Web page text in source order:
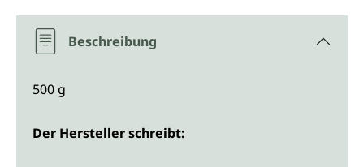
Beschreibung
500 g
Der Hersteller schreibt: